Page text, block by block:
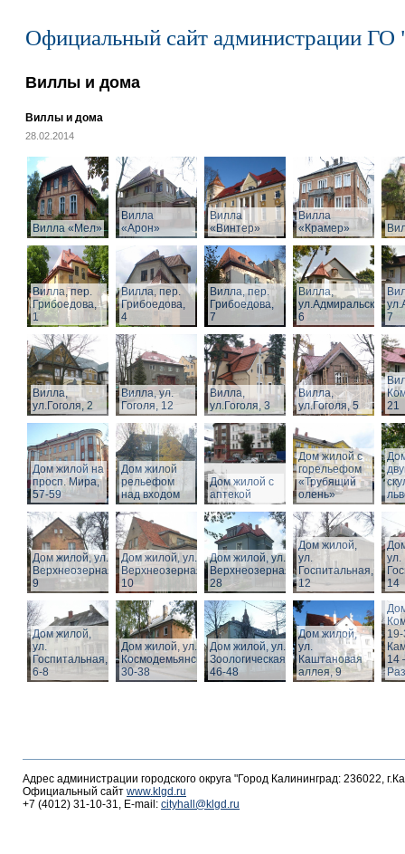
Официальный сайт администрации ГО
Виллы и дома
Виллы и дома
28.02.2014
Вилла «Мел»
Вилла
«Арон»
Вилла
«Винтер»
Вилла
«Крамер»
Вилла, пер.
Грибоедова,
1
Вилла, пер.
Грибоедова,
4
Вилла, пер.
Грибоедова,
7
Вилла,
ул.Адмиральская,
6
7
Вилла,
ул.Гоголя, 2
Вилла, ул.
Гоголя, 12
Вилла,
ул.Гоголя, 3
Вилла,
ул.Гоголя, 5
21
Дом жилой на
просп. Мира,
57-59
Дом жилой
рельефом
над входом
Дом жилой с
аптекой
Дом жилой с
горельефом
«Трубящий
олень»
Дом жилой, ул.
Верхнеозерная,
9
Дом жилой, ул.
Верхнеозерная,
10
Дом жилой, ул.
Верхнеозерная,
28
Дом жилой,
ул.
Госпитальная,
12
ул.
14
Дом жилой,
ул.
Госпитальная,
6-8
Дом жилой, ул. З.
Космодемьянской
30-38
Дом жилой, ул.
Зоологическая,
46-48
Дом жилой,
ул.
Каштановая
аллея, 9
14
Адрес администрации городского округа "Город Калининград: 236022,
Официальный сайт www.klgd.ru
+7 (4012) 31-10-31, E-mail: cityhall@klgd.ru